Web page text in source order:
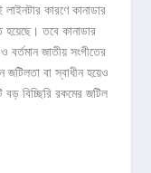
কারণে কানাডার
হয়েছে। তবে কানাডার
বর্তমান জাতীয় সংগীতের
বা স্বাধীন হয়েও
বিচ্ছিরি রকমের জটিল